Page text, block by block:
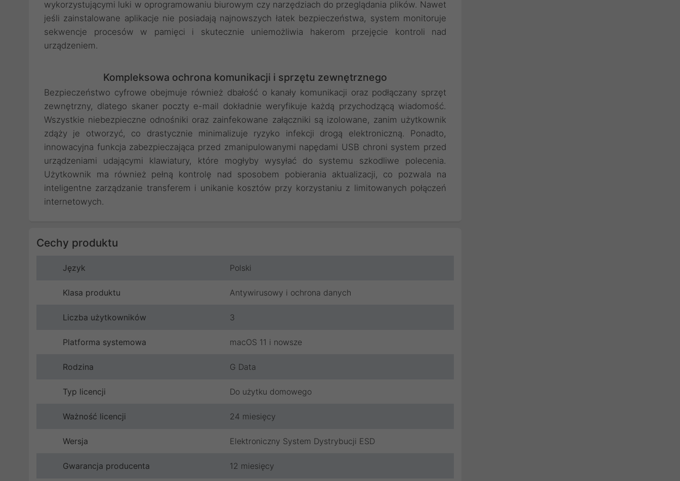
wykorzystującymi luki w oprogramowaniu biurowym czy narzędziach do przeglądania plików. Nawet
jeśli zainstalowane aplikacje nie posiadają najnowszych łatek bezpieczeństwa, system monitoruje
sekwencje procesów w pamięci i skutecznie uniemożliwia hakerom przejęcie kontroli nad
urządzeniem.
Kompleksowa ochrona komunikacji i sprzętu zewnętrznego
Bezpieczeństwo cyfrowe obejmuje również dbałość o kanały komunikacji oraz podłączany sprzęt
zewnętrzny, dlatego skaner poczty e-mail dokładnie weryfikuje każdą przychodzącą wiadomość.
Wszystkie niebezpieczne odnośniki oraz zainfekowane załączniki są izolowane, zanim użytkownik
zdąży je otworzyć, co drastycznie minimalizuje ryzyko infekcji drogą elektroniczną. Ponadto,
innowacyjna funkcja zabezpieczająca przed zmanipulowanymi napędami USB chroni system przed
urządzeniami udającymi klawiatury, które mogłyby wysyłać do systemu szkodliwe polecenia.
Użytkownik ma również pełną kontrolę nad sposobem pobierania aktualizacji, co pozwala na
inteligentne zarządzanie transferem i unikanie kosztów przy korzystaniu z limitowanych połączeń
internetowych.
Cechy produktu
Język Polski
Klasa produktu Antywirusowy i ochrona danych
Liczba użytkowników 3
Platforma systemowa macOS 11 i nowsze
Rodzina G Data
Typ licencji Do użytku domowego
Ważność licencji 24 miesięcy
Wersja Elektroniczny System Dystrybucji ESD
Gwarancja producenta 12 miesięcy